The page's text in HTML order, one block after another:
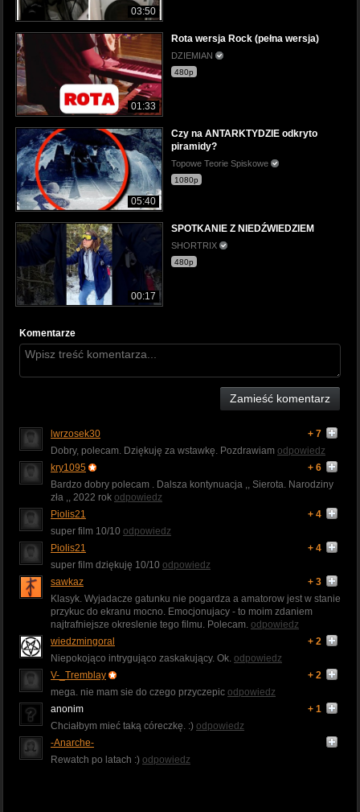
03:50
01:33
Rota wersja Rock (pełna wersja)
DZIEMIAN
480p
05:40
Czy na ANTARKTYDZIE odkryto
piramidy?
Topowe Teorie Spiskowe
1080p
00:17
SPOTKANIE Z NIEDŹWIEDZIEM
SHORTRIX
480p
Komentarze
Zamieść komentarz
lwrzosek30
+ 7
Dobry, polecam. Dziękuję za wstawkę. Pozdrawiam odpowiedz
kry1095
+ 6
Bardzo dobry polecam . Dalsza kontynuacja ,, Sierota. Narodziny
zła ,, 2022 rok odpowiedz
Piolis21
+ 4
super film 10/10 odpowiedz
Piolis21
+ 4
super film dziękuję 10/10 odpowiedz
sawkaz
+ 3
Klasyk. Wyjadacze gatunku nie pogardza a amatorow jest w stanie
przykuc do ekranu mocno. Emocjonujacy - to moim zdaniem
najtrafniejsze okreslenie tego filmu. Polecam. odpowiedz
wiedzmingoral
+ 2
Niepokojąco intrygująco zaskakujący. Ok. odpowiedz
V-_Tremblay
+ 2
mega. nie mam sie do czego przyczepic odpowiedz
anonim
+ 1
Chciałbym mieć taką córeczkę. :) odpowiedz
-Anarche-
Rewatch po latach :) odpowiedz